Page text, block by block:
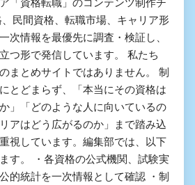
民間資格、転職市場、キャリア形
次情報を最優先に調査・検証し、
つ形で発信しています。 私たち
まとめサイトではありません。 制
とどまらず、「本当にその資格は
」「どのような人に向いているの
アはどう広がるのか」まで踏み込
視しています。編集部では、以下
す。 ・各資格の公式機関、試験実
的統計を一次情報として確認 ・制